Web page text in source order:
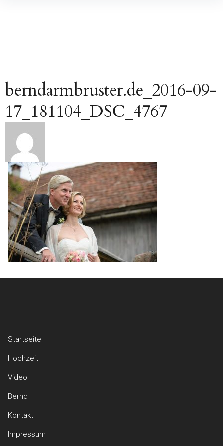
berndarmbruster.de_2016-09-
17_181104_DSC_4767
Beitragsnavigation
Startseite
Hochzeit
Video
Bernd
Kontakt
Impressum